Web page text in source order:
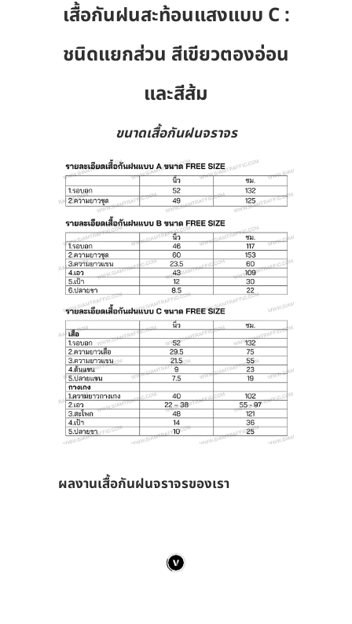
เสื้อกันฝนสะท้อนแสงแบบ C :
ชนิดแยกส่วน สีเขียวตองอ่อน
และสีส้ม
ขนาดเสื้อกันฝนจราจร
ผลงานเสื้อกันฝนจราจรของเรา